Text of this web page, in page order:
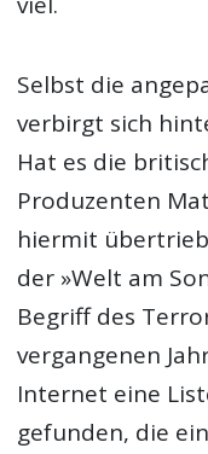
Selbst die
verbirgt sich
Hat es die
Produzenten
hiermit
der »Welt am
Begriff des
vergangenen
Internet eine
gefunden, die